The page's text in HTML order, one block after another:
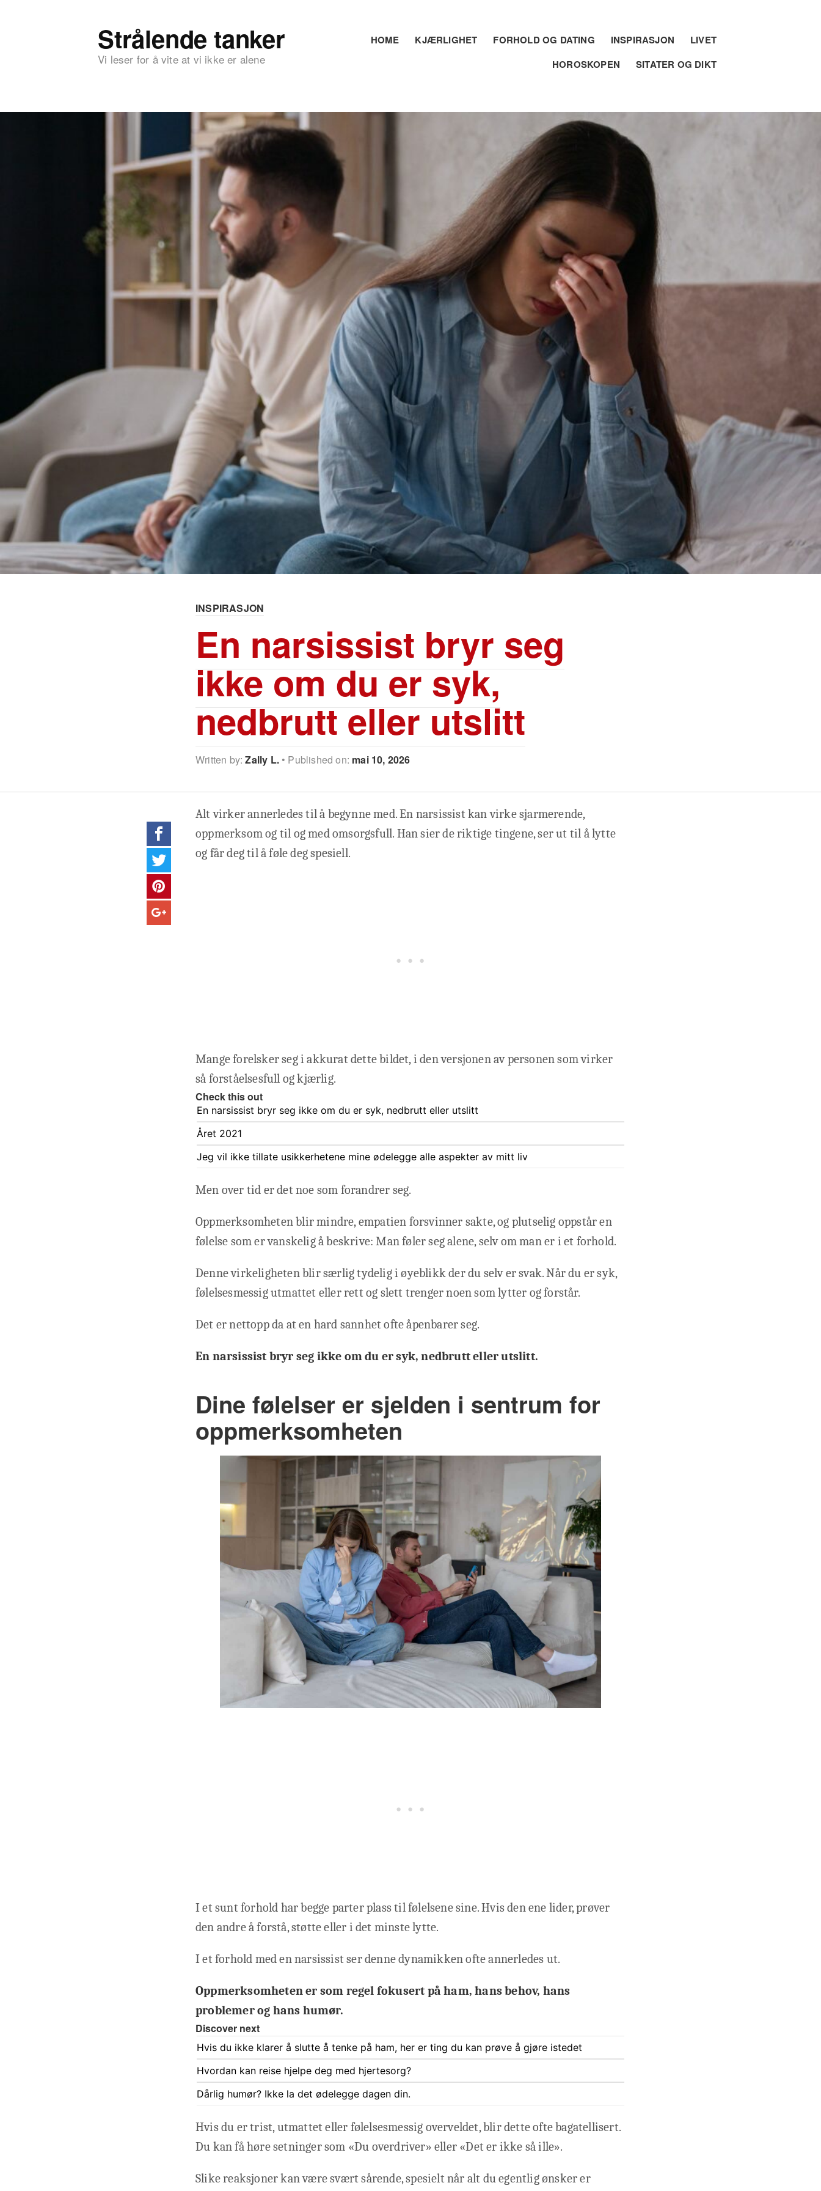
Strålende tanker
Vi leser for å vite at vi ikke er alene
HOME KJÆRLIGHET FORHOLD OG DATING INSPIRASJON
LIVET
HOROSKOPEN
SITATER OG DIKT
INSPIRASJON
En narsissist bryr seg
ikke om du er syk,
nedbrutt eller utslitt
Written by:Zally L. Published on: mai 10, 2026
Alt virker annerledes til å begynne med. En narsissist kan virke sjarmerende,
oppmerksom og til og med omsorgsfull. Han sier de riktige tingene, ser ut til å lytte
og får deg til å føle deg spesiell.
Mange forelsker seg i akkurat dette bildet, i den versjonen av personen som virker
så forståelsesfull og kjærlig.
Check this out
En narsissist bryr seg ikke om du er syk, nedbrutt eller utslitt
Året 2021
Jeg vil ikke tillate usikkerhetene mine ødelegge alle aspekter av mitt liv
Men over tid er det noe som forandrer seg.
Oppmerksomheten blir mindre, empatien forsvinner sakte, og plutselig oppstår en
følelse som er vanskelig å beskrive: Man føler seg alene, selv om man er i et forhold.
Denne virkeligheten blir særlig tydelig i øyeblikk der du selv er svak. Når du er syk,
følelsesmessig utmattet eller rett og slett trenger noen som lytter og forstår.
Det er nettopp da at en hard sannhet ofte åpenbarer seg.
En narsissist bryr seg ikke om du er syk, nedbrutt eller utslitt.
Dine følelser er sjelden i sentrum for
oppmerksomheten
I et sunt forhold har begge parter plass til følelsene sine. Hvis den ene lider, prøver
den andre å forstå, støtte eller i det minste lytte.
I et forhold med en narsissist ser denne dynamikken ofte annerledes ut.
Oppmerksomheten er som regel fokusert på ham, hans behov, hans
problemer og hans humør.
Discover next
Hvis du ikke klarer å slutte å tenke på ham, her er ting du kan prøve å gjøre istedet
Hvordan kan reise hjelpe deg med hjertesorg?
Dårlig humør? Ikke la det ødelegge dagen din.
Hvis du er trist, utmattet eller følelsesmessig overveldet, blir dette ofte bagatellisert.
Du kan få høre setninger som «Du overdriver» eller «Det er ikke så ille».
Slike reaksjoner kan være svært sårende, spesielt når alt du egentlig ønsker er